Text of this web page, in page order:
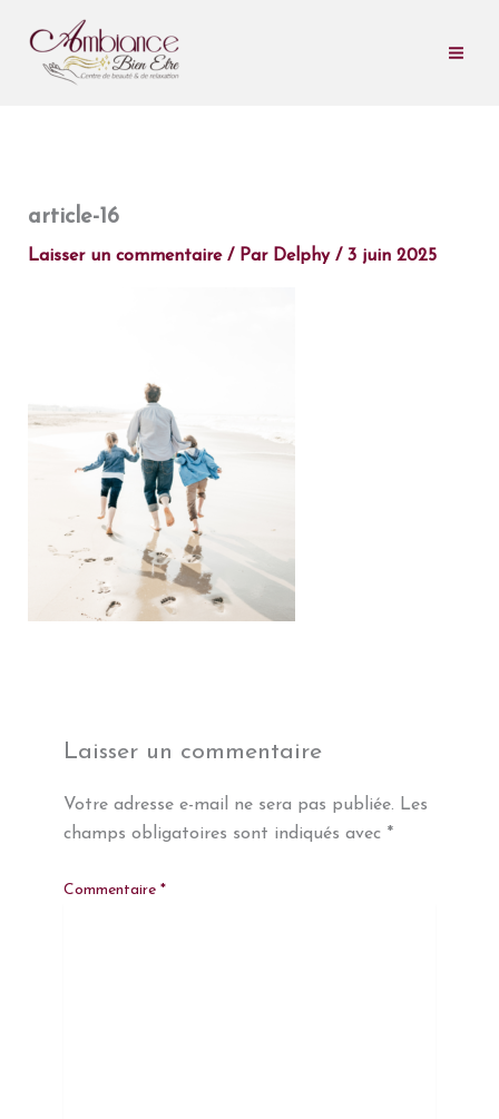
contenu
article-16
Laisser un commentaire / Par Delphy / 3 juin 2025
Laisser un commentaire
Votre adresse e-mail ne sera pas publiée. Les
champs obligatoires sont indiqués avec *
Commentaire *